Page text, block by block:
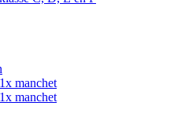
manchet
manchet